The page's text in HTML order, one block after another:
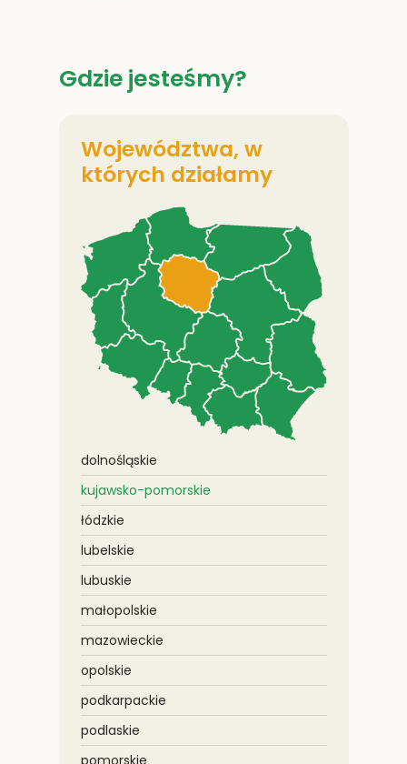
Gdzie jesteśmy?
Województwa, w
których działamy
dolnośląskie
kujawsko-pomorskie
łódzkie
lubelskie
lubuskie
małopolskie
mazowieckie
opolskie
podkarpackie
podlaskie
pomorskie